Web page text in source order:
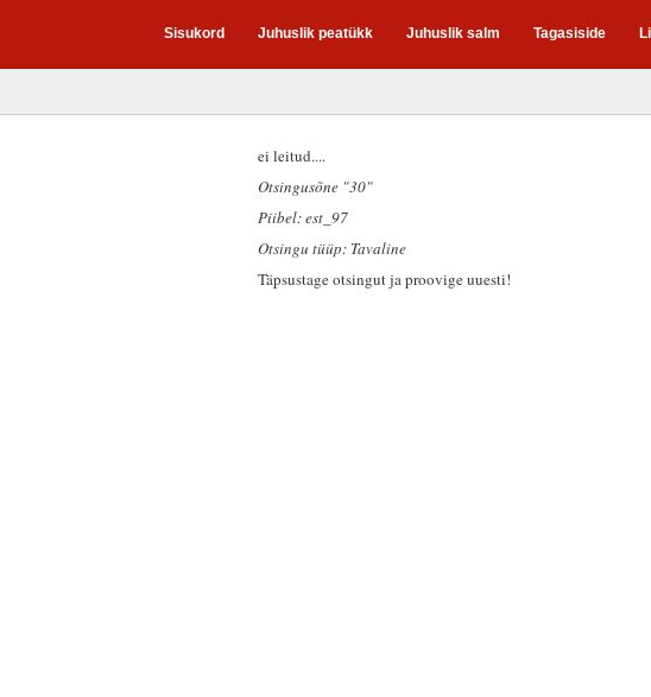
Sisukord Juhuslik peatükk Juhuslik salm Tagasiside
ei leitud....
Otsingusõne "30"
Piibel: est_97
Otsingu tüüp: Tavaline
Täpsustage otsingut ja proovige uuesti!